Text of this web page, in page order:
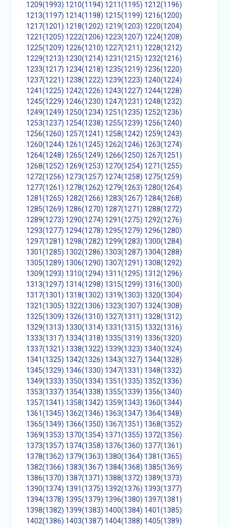
1209(1993) 1210(1194) 1211(1195) 1212(1196)
1213(1197) 1214(1198) 1215(1199) 1216(1200)
1217(1201) 1218(1202) 1219(1203) 1220(1204)
1221(1205) 1222(1206) 1223(1207) 1224(1208)
1225(1209) 1226(1210) 1227(1211) 1228(1212)
1229(1213) 1230(1214) 1231(1215) 1232(1216)
1233(1217) 1234(1218) 1235(1219) 1236(1220)
1237(1221) 1238(1222) 1239(1223) 1240(1224)
1241(1225) 1242(1226) 1243(1227) 1244(1228)
1245(1229) 1246(1230) 1247(1231) 1248(1232)
1249(1249) 1250(1234) 1251(1235) 1252(1236)
1253(1237) 1254(1238) 1255(1239) 1256(1240)
1256(1260) 1257(1241) 1258(1242) 1259(1243)
1260(1244) 1261(1245) 1262(1246) 1263(1274)
1264(1248) 1265(1249) 1266(1250) 1267(1251)
1268(1252) 1269(1253) 1270(1254) 1271(1255)
1272(1256) 1273(1257) 1274(1258) 1275(1259)
1277(1261) 1278(1262) 1279(1263) 1280(1264)
1281(1265) 1282(1266) 1283(1267) 1284(1268)
1285(1269) 1286(1270) 1287(1271) 1288(1272)
1289(1273) 1290(1274) 1291(1275) 1292(1276)
1293(1277) 1294(1278) 1295(1279) 1296(1280)
1297(1281) 1298(1282) 1299(1283) 1300(1284)
1301(1285) 1302(1286) 1303(1287) 1304(1288)
1305(1289) 1306(1290) 1307(1291) 1308(1292)
1309(1293) 1310(1294) 1311(1295) 1312(1296)
1313(1297) 1314(1298) 1315(1299) 1316(1300)
1317(1301) 1318(1302) 1319(1303) 1320(1304)
1321(1305) 1322(1306) 1323(1307) 1324(1308)
1325(1309) 1326(1310) 1327(1311) 1328(1312)
1329(1313) 1330(1314) 1331(1315) 1332(1316)
1333(1317) 1334(1318) 1335(1319) 1336(1320)
1337(1321) 1338(1322) 1339(1323) 1340(1324)
1341(1325) 1342(1326) 1343(1327) 1344(1328)
1345(1329) 1346(1330) 1347(1331) 1348(1332)
1349(1333) 1350(1334) 1351(1335) 1352(1336)
1353(1337) 1354(1338) 1355(1339) 1356(1340)
1357(1341) 1358(1342) 1359(1343) 1360(1344)
1361(1345) 1362(1346) 1363(1347) 1364(1348)
1365(1349) 1366(1350) 1367(1351) 1368(1352)
1369(1353) 1370(1354) 1371(1355) 1372(1356)
1373(1357) 1374(1358) 1376(1360) 1377(1361)
1378(1362) 1379(1363) 1380(1364) 1381(1365)
1382(1366) 1383(1367) 1384(1368) 1385(1369)
1386(1370) 1387(1371) 1388(1372) 1389(1373)
1390(1374) 1391(1375) 1392(1376) 1393(1377)
1394(1378) 1395(1379) 1396(1380) 1397(1381)
1398(1382) 1399(1383) 1400(1384) 1401(1385)
1402(1386) 1403(1387) 1404(1388) 1405(1389)